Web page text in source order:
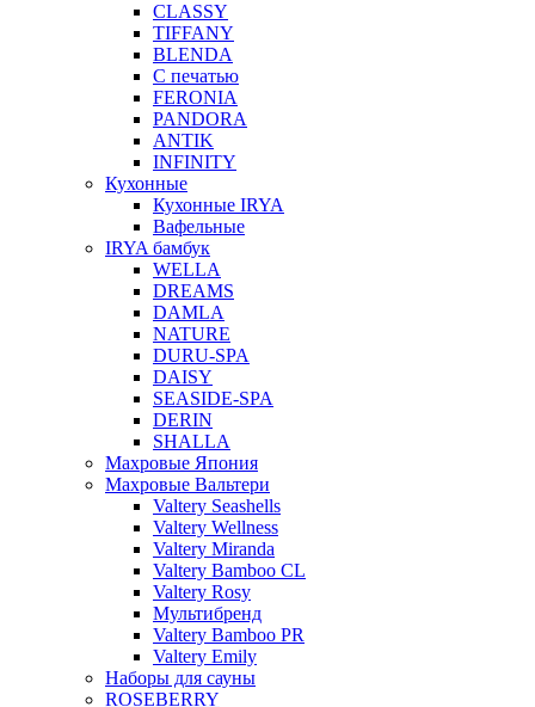
CLASSY
TIFFANY
BLENDA
С печатью
FERONIA
PANDORA
ANTIK
INFINITY
Кухонные
Кухонные IRYA
Вафельные
IRYA бамбук
WELLA
DREAMS
DAMLA
NATURE
DURU-SPA
DAISY
SEASIDE-SPA
DERIN
SHALLA
Махровые Япония
Махровые Вальтери
Valtery Seashells
Valtery Wellness
Valtery Miranda
Valtery Bamboo CL
Valtery Rosy
Мультибренд
Valtery Bamboo PR
Valtery Emily
Наборы для сауны
ROSEBERRY